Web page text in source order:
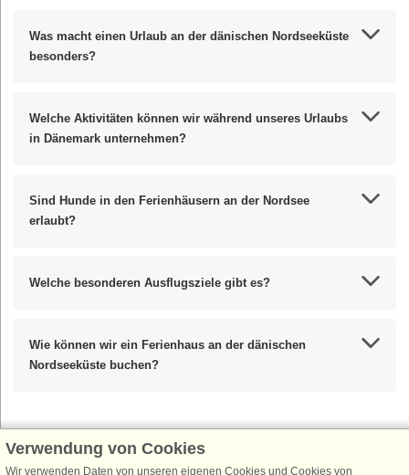
Was macht einen Urlaub an der dänischen Nordseeküste
besonders?
Welche Aktivitäten können wir während unseres Urlaubs
in Dänemark unternehmen?
Sind Hunde in den Ferienhäusern an der Nordsee
erlaubt?
Welche besonderen Ausflugsziele gibt es?
Wie können wir ein Ferienhaus an der dänischen
Nordseeküste buchen?
Verwendung von Cookies
Wir verwenden Daten von unseren eigenen Cookies und Cookies von